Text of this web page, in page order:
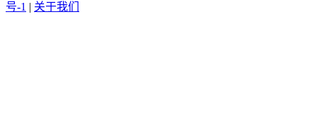
号-1 | 关于我们